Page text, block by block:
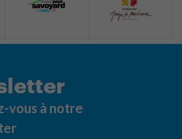
vous à notre